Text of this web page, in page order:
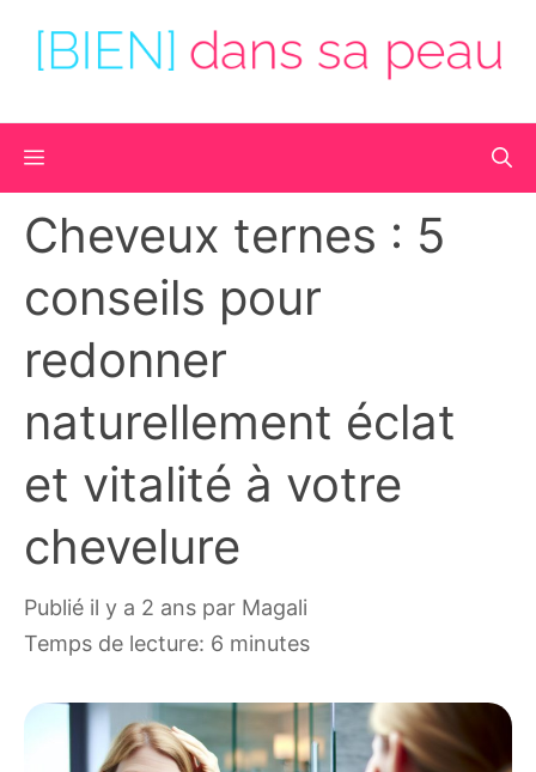
Menu
Cheveux ternes : 5
conseils pour
redonner
naturellement éclat
et vitalité à votre
chevelure
publié il y a 2 ans par Magali
Temps de lecture: 6 minutes